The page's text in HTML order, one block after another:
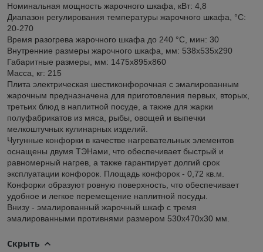
Номинальная мощность жарочного шкафа, кВт: 4,8
Диапазон регулирования температуры жарочного шкафа, °C:
20-270
Время разогрева жарочного шкафа до 240 °C, мин: 30
Внутренние размеры жарочного шкафа, мм: 538x535x290
Габаритные размеры, мм: 1475x895x860
Масса, кг: 215
Плита электрическая шестиконфорочная с эмалированным
жарочным предназначена для приготовления первых, вторых,
третьих блюд в наплитной посуде, а также для жарки
полуфабрикатов из мяса, рыбы, овощей и выпечки
мелкоштучных кулинарных изделий.
Чугунные конфорки в качестве нагревательных элементов
оснащены двумя ТЭНами, что обеспечивает быстрый и
равномерный нагрев, а также гарантирует долгий срок
эксплуатации конфорок. Площадь конфорок - 0,72 кв.м.
Конфорки образуют ровную поверхность, что обеспечивает
удобное и легкое перемещение наплитной посуды.
Внизу - эмалированный жарочный шкаф с тремя
эмалированными противнями размером 530х470х30 мм.
Скрыть